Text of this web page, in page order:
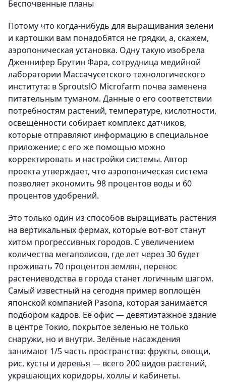
Беспочвенные планы
Потому что когда-нибудь для выращивания зелени
и картошки вам понадобятся не грядки, а, скажем,
аэропоническая установка. Одну такую изобрела
Дженнифер Брутин Фара, сотрудница медийной
лаборатории Массачусетского технологического
института: в SproutslO Microfarm почва заменена
питательным туманом. Данные о его соответствии
потребностям растений, температуре, кислотности,
освещённости собирает комплекс датчиков,
которые отправляют информацию в специальное
приложение; с его же помощью можно
корректировать и настройки системы. Автор
проекта утверждает, что аэропоническая система
позволяет экономить 98 процентов воды и 60
процентов удобрений.
Это только один из способов выращивать растения
на вертикальных фермах, которые вот-вот станут
хитом прогрессивных городов. С увеличением
количества мегаполисов, где лет через 30 будет
проживать 70 процентов землян, перенос
растениеводства в города станет логичным шагом.
Самый известный на сегодня пример воплощён
японской компанией Pasona, которая занимается
подбором кадров. Её офис — девятиэтажное здание
в центре Токио, покрытое зеленью не только
снаружи, но и внутри. Зелёные насаждения
занимают 1/5 часть пространства: фрукты, овощи,
рис, кусты и деревья — всего 200 видов растений,
украшающих коридоры, холлы и кабинеты.